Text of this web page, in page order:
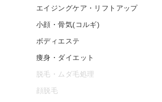
エイジングケア・リフトアップ
小顔・骨気(コルギ)
ボディエステ
痩身・ダイエット
脱毛・ムダ毛処理
顔脱毛